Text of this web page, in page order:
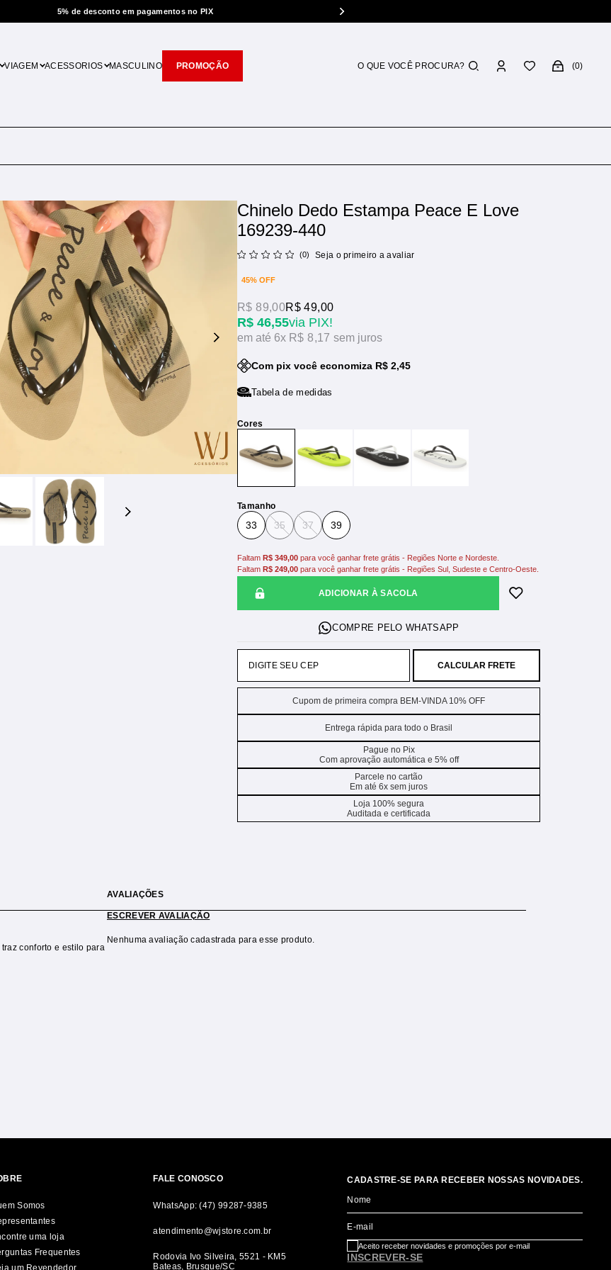
5% de desconto em pagamentos no PIX
VIAGEM ACESSORIOS MASCULINO PROMOÇÃO 0
Chinelo Dedo Estampa Peace E Love
169239-440
(0) Seja o primeiro a avaliar
45% OFF
R$ 46,55via PIX!
R$ 89,00R$ 49,00
6x R$ 8,17sem juros
Com pix você economiza R$ 2,45
Tabela de medidas
Tamanho
33 35 37 39
ADICIONAR À SACOLA
Faltam R$ 349,00 para você ganhar frete grátis - Regiões Norte e Nordeste.
Faltam R$ 249,00 para você ganhar frete grátis - Regiões Sul, Sudeste e Centro-Oeste.
CALCULAR FRETE
Cupom de primeira compra BEM-VINDA 10% OFF
Entrega rápida para todo o Brasil
Pague no Pix
Com aprovação automática e 5% off
Parcele no cartão
Em até 6x sem juros
Loja 100% segura
Auditada e certificada
conforto e estilo para
AVALIAÇÕES
ESCREVER AVALIAÇÃO
Nenhuma avaliação cadastrada para esse produto.
Somos
uma loja
Frequentes
um Revendedor
FALE CONOSCO
WhatsApp: (47) 99287-9385
atendimento@wjstore.com.br
Rodovia Ivo Silveira, 5521 - KM5
Bateas, Brusque/SC
CADASTRE-SE PARA RECEBER NOSSAS NOVIDADES.
Nome
E-mail
INSCREVER-SE
Aceito receber novidades e promoções por e-mail